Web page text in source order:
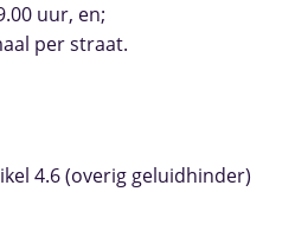
uur, en;
per straat.
4.6 (overig geluidhinder)